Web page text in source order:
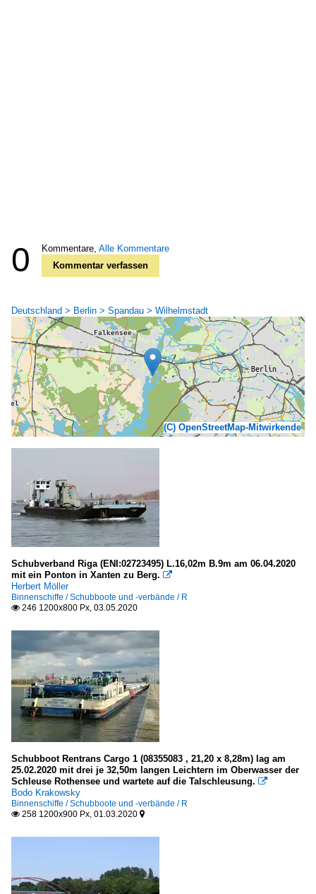
0 Kommentare, Alle Kommentare
Kommentar verfassen
Deutschland > Berlin > Spandau > Wilhelmstadt
(C) OpenStreetMap-Mitwirkende
Schubverband Riga (ENI:02723495) L.16,02m B.9m am 06.04.2020
mit ein Ponton in Xanten zu Berg. 
Herbert Möller
Binnenschiffe / Schubboote und -verbände / R
 246 1200x800 Px, 03.05.2020
Schubboot Rentrans Cargo 1 (08355083 , 21,20 x 8,28m) lag am
25.02.2020 mit drei je 32,50m langen Leichtern im Oberwasser der
Schleuse Rothensee und wartete auf die Talschleusung. 
Bodo Krakowsky
Binnenschiffe / Schubboote und -verbände / R
 258 1200x900 Px, 01.03.2020 